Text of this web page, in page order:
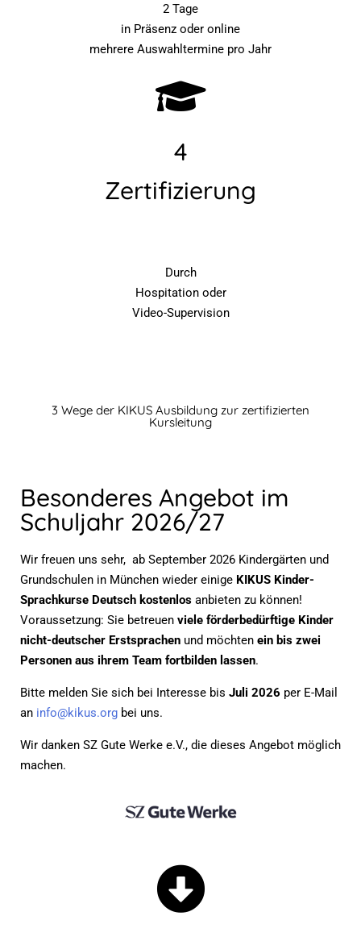
2 Tage
in Präsenz oder online
mehrere Auswahltermine pro Jahr
4
Zertifizierung
Durch
Hospitation oder
Video-Supervision
3 Wege der KIKUS Ausbildung zur zertifizierten
Kursleitung
Besonderes Angebot im
Schuljahr 2026/27
Wir freuen uns sehr, ab September 2026 Kindergärten und
Grundschulen in München wieder einige KIKUS Kinder-
Sprachkurse Deutsch kostenlos anbieten zu können!
Voraussetzung: Sie betreuen viele förderbedürftige Kinder
nicht-deutscher Erstsprachen und möchten ein bis zwei
Personen aus ihrem Team fortbilden lassen.
Bitte melden Sie sich bei Interesse bis Juli 2026 per E-Mail
an info@kikus.org bei uns.
Wir danken SZ Gute Werke e.V., die dieses Angebot möglich
machen.